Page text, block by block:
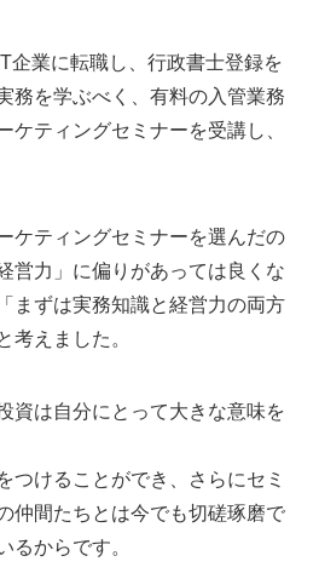
企業に転職し、行政書士登録を
務を学ぶべく、有料の入管業務
ケティングセミナーを受講し、
ケティングセミナーを選んだの
営力」に偏りがあっては良くな
まずは実務知識と経営力の両方
考えました。
資は自分にとって大きな意味を
つけることができ、さらにセミ
仲間たちとは今でも切磋琢磨で
るからです。